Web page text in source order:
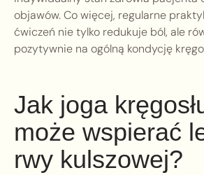
objawów. Co więcej, regularne
ćwiczeń nie tylko redukuje ból, ale
pozytywnie na ogólną kondycję
Jak joga
może wspierać
rwy kulszowej?